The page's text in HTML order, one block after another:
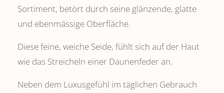
Sortiment, betört durch seine glänzende, glatte
und ebenmässige Oberfläche.
Diese feine, weiche Seide, fühlt sich auf der Haut
wie das Streicheln einer Daunenfeder an.
Neben dem Luxusgefühl im täglichen Gebrauch